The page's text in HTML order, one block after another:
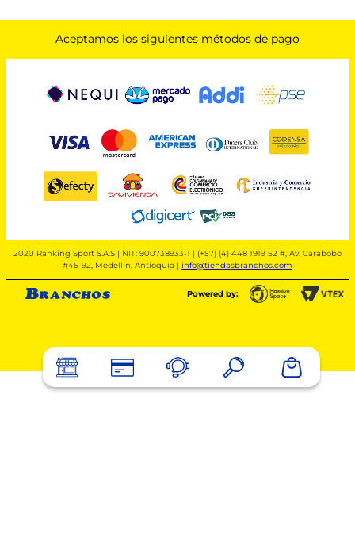
Aceptamos los siguientes métodos de pago
2020 Ranking Sport S.A.S | NIT: 900738933-1 | (+57) (4) 448 1919 52 #, Av. Carabobo
#45-92, Medellín, Antioquia | info@tiendasbranchos.com
Powered by: